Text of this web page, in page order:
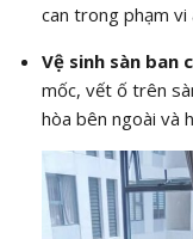
can trong phạm vi
Vệ sinh sàn ban
mốc, vết ố trên
hòa bên ngoài và